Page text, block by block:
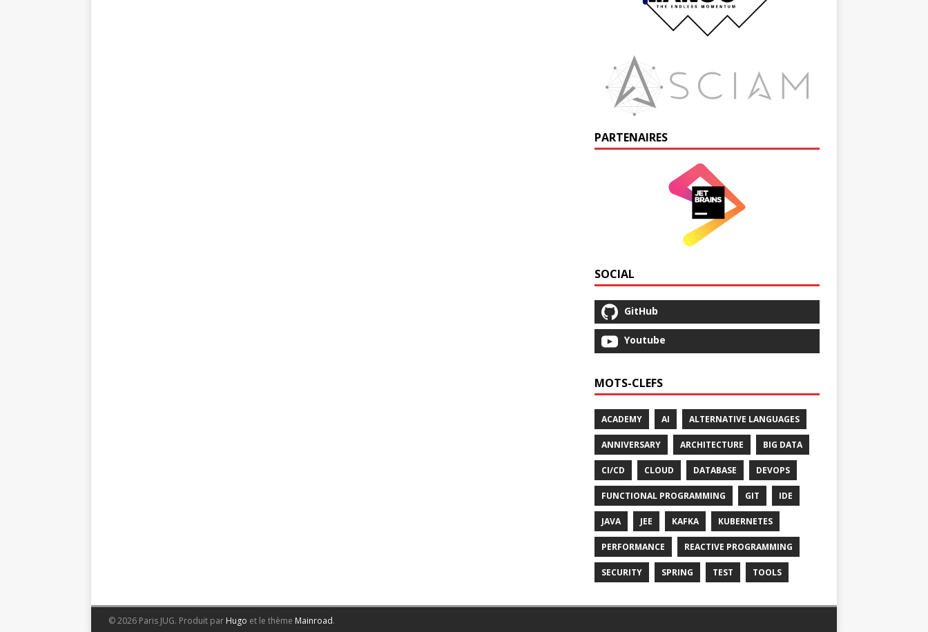
PARTENAIRES
SOCIAL
GitHub
Youtube
MOTS-CLEFS
ACADEMY AI ALTERNATIVE LANGUAGES
ANNIVERSARY ARCHITECTURE BIG DATA
CI/CD CLOUD DATABASE DEVOPS
FUNCTIONAL PROGRAMMING GIT IDE
JAVA JEE KAFKA KUBERNETES
PERFORMANCE REACTIVE PROGRAMMING
SECURITY SPRING TEST TOOLS
© 2026 Paris JUG. Produit par Hugo et le thème Mainroad.